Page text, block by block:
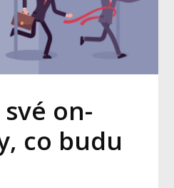
on-
co budu